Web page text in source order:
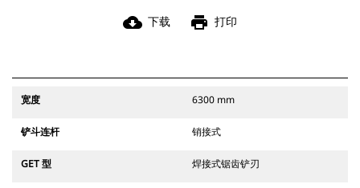
cloud_download 下载 print 打印
宽度 6300 mm
铲斗连杆 销接式
GET 型 焊接式锯齿铲刃